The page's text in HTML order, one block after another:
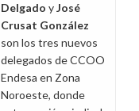
Delgado yJosé
Crusat González
son los tres nuevos
delegados de CCOO
Endesa en Zona
Noroeste, donde